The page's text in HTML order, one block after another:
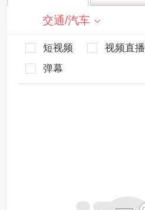
交通/汽车
短视频 视频直播
弹幕